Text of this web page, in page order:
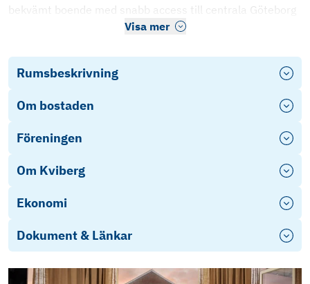
bekvämt boende med snabb access till centrala Göteborg
Visa mer
Rumsbeskrivning
Om bostaden
Föreningen
Om Kviberg
Ekonomi
Dokument & Länkar